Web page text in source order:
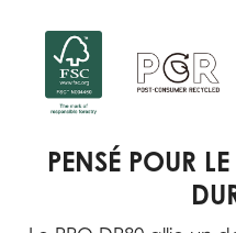
PENSÉ POUR